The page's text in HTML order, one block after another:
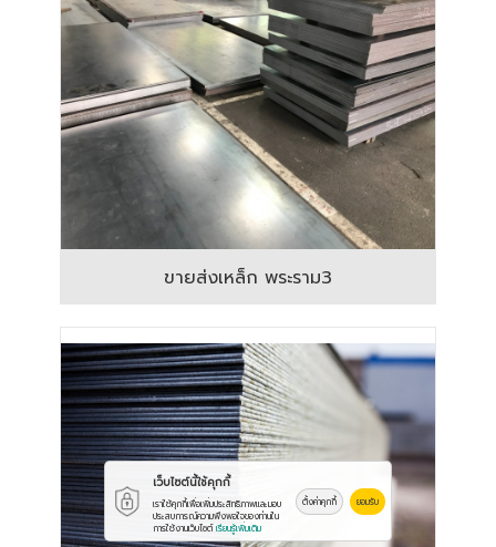
ขายส่งเหล็ก พระราม3
เว็บไซต์นี้ใช้คุกกี้
เราใช้คุกกี้เพื่อเพิ่มประสิทธิภาพและมอบ
ประสบการณ์ความพึงพอใจของท่านใน
การใช้งานเว็บไซต์เรียนรู้เพิ่มเติม
ตั้งค่าคุกกี้ ยอมรับ